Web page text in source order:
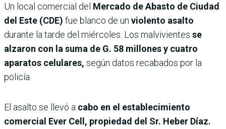
Un local comercial del Mercado de Abasto de Ciudad
del Este (CDE) fue blanco de un violento asalto
durante la tarde del miércoles. Los malvivientes se
alzaron con la suma de G. 58 millones y cuatro
aparatos celulares, según datos recabados por la
policía.
El asalto se llevó a cabo en el establecimiento
comercial Ever Cell, propiedad del Sr. Heber Díaz.